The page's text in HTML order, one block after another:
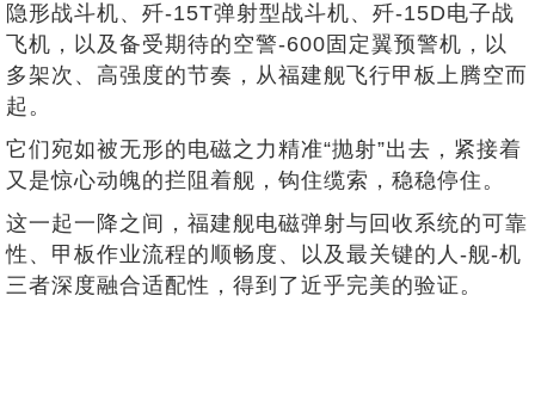
隐形战斗机、歼-15T弹射型战斗机、歼-15D电子战
飞机，以及备受期待的空警-600固定翼预警机，以
多架次、高强度的节奏，从福建舰飞行甲板上腾空而
起。
它们宛如被无形的电磁之力精准“抛射”出去，紧接着
又是惊心动魄的拦阻着舰，钩住缆索，稳稳停住。
这一起一降之间，福建舰电磁弹射与回收系统的可靠
性、甲板作业流程的顺畅度、以及最关键的人-舰-机
三者深度融合适配性，得到了近乎完美的验证。